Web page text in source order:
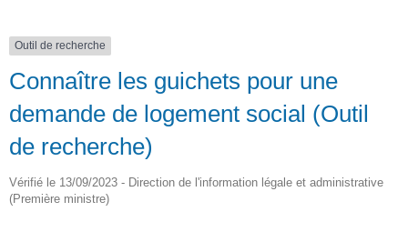
Outil de recherche
Connaître les guichets pour une
demande de logement social (Outil
de recherche)
Vérifié le 13/09/2023 - Direction de l'information légale et administrative
(Première ministre)